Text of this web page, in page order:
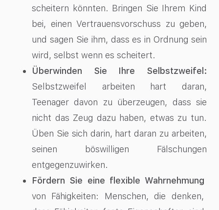
scheitern könnten. Bringen Sie Ihrem Kind
bei, einen Vertrauensvorschuss zu geben,
und sagen Sie ihm, dass es in Ordnung sein
wird, selbst wenn es scheitert.
Überwinden Sie Ihre Selbstzweifel:
Selbstzweifel arbeiten hart daran,
Teenager davon zu überzeugen, dass sie
nicht das Zeug dazu haben, etwas zu tun.
Üben Sie sich darin, hart daran zu arbeiten,
seinen böswilligen Fälschungen
entgegenzuwirken.
Fördern Sie eine flexible Wahrnehmung
von Fähigkeiten: Menschen, die denken,